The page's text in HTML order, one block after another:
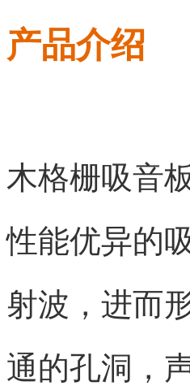
产品介绍
木格栅吸音
性能优异的
射波，进而
通的孔洞，